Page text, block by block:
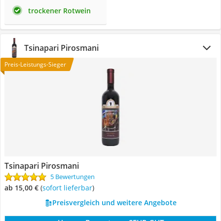
trockener Rotwein
Tsinapari Pirosmani
Preis-Leistungs-Sieger
Tsinapari Pirosmani
5 Bewertungen
ab 15,00 € ( Sofort lieferbar)
Preisvergleich und weitere Angebote